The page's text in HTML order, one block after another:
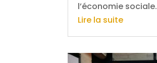
l’économie sociale.
Lire la suite